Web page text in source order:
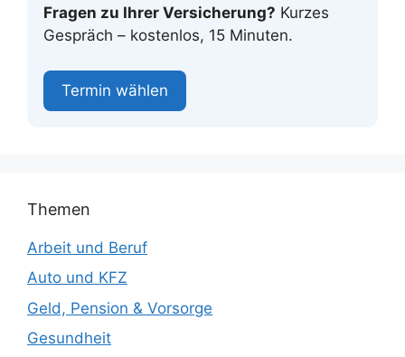
Fragen zu Ihrer Versicherung? Kurzes
Gespräch – kostenlos, 15 Minuten.
Termin wählen
Themen
Arbeit und Beruf
Auto und KFZ
Geld, Pension & Vorsorge
Gesundheit